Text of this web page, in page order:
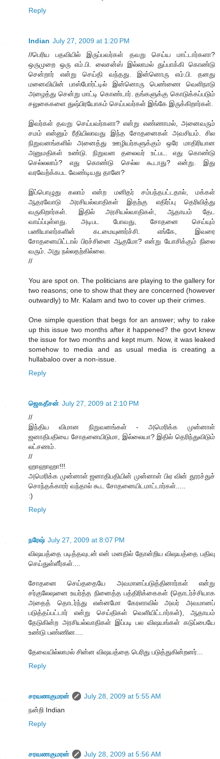
Reply
Indian July 27, 2009 at 1:20 PM
//பெரிய பதவியில் இருப்பவர்கள் தவறு செய்ய மாட்டார்களா?
ஒருமுறை ஒரு எம்.பி. லைசன்ஸ் இல்லாமல் துப்பாக்கி கொண்டு
சென்றார் என்று செய்தி வந்தது. இன்னொரு எம்.பி. தனது
மனைவியின் பாஸ்போர்ட்டில் இன்னொரு பெண்ணை வெளிநாடு
அழைத்து சென்று மாட்டி கொண்டார். தங்களுக்கு கொடுக்கப்படும்
சலுகைகளை துஷ்பிரயோகம் செய்பவர்கள் இங்கே இருக்கிறார்கள்.
இவர்கள் தவறு செய்பவர்களா? என்று எண்ணாமல், அனைவரும்
சமம் என்னும் ரீதியிலாவது இந்த சோதனைகள் அவசியம். சில
நிறுவனங்களில் அனைத்து ஊழியர்களுக்கும் ஒரே மாதிரியான
அனுமதிகள் உண்டு. நிறுவன தலைவர் உட்பட. எது கொண்டு
செல்லலாம்? எது கொண்டு செல்ல கூடாது? என்று. இது
வரவேற்க்கபட வேண்டியது தானே?
இப்பொழுது கலாம் என்ற மனிதர் சம்பந்தபட்டதால், மக்கள்
ஆதரவோடு அரசியல்வாதிகள் இதற்கு எதிர்ப்பு தெரிவித்து
வருகிறார்கள். இதில் அரசியல்வாதிகள், ஆதாயம் தேட
வாய்ப்புள்ளது. அடிபட போவது, சோதனை செய்யும்
பணியாளர்களின் கடமையுணர்ச்சி. எங்கே, இவரை
சோதனையிட்டால் பிரச்சினை ஆகுமோ? என்று யோசிக்கும் நிலை
வரும். அது நல்லதற்கில்லை.
//
You are spot on. The politicians are playing to the gallery for
two reasons; one to show that they are concerned (however
outwardly) to Mr. Kalam and two to cover up their crimes.
One simple question that begs for an answer; why to rake
up this issue two months after it happened? the govt knew
the issue for two months and kept mum. Now, it was leaked
somehow to media and as usual media is creating a
hullabaloo over a non-issue.
Reply
ஜெகதீசன் July 27, 2009 at 2:10 PM
//
இந்திய விமான நிறுவனங்கள் - அமெரிக்க முன்னாள்
ஜனாதிபதியை சோதனையிடுமா, இல்லையா? இதில் தெரிந்துவிடும்
லட்சணம்.
//
ஹாஹாஹா!!!
அமெரிக்க முன்னாள் ஜனாதிபதியின் முன்னாள் பிஏ வின் தூரச்துச்
சொந்தக்காரர் வந்தால் கூட சோதனையிடமாட்டார்கள்.....
:)
Reply
நரேஷ் July 27, 2009 at 8:07 PM
விஷயத்தை படித்தவுடன் என் மனதில் தோன்றிய விஷயத்தை பதிவு
செய்துள்ளீர்கள்....
சோதனை செய்ததையே அவமானப்படுத்தினார்கள் என்று
சர்குலேஷனை உயர்த்த நினைத்த பத்திரிக்கைகள் (தொடர்ச்சியாக
அதைத் தொடர்ந்து என்னமோ கேரளாவில் அவர் அவமானப்
படுத்தப்பட்டார் என்று செய்திகள் வெளியிட்டார்கள்), ஆதாயம்
தேடுகின்ற அரசியல்வாதிகள் இப்படி பல விஷயங்கள் கடுப்பையே
உண்டு பண்ணின....
தேவையில்லாமல் சின்ன விஷயத்தை பெரிது படுத்துகின்றனர்...
Reply
சரவணகுமரன்
July 28, 2009 at 5:55 AM
நன்றி Indian
Reply
சரவணகுமரன்
July 28, 2009 at 5:56 AM